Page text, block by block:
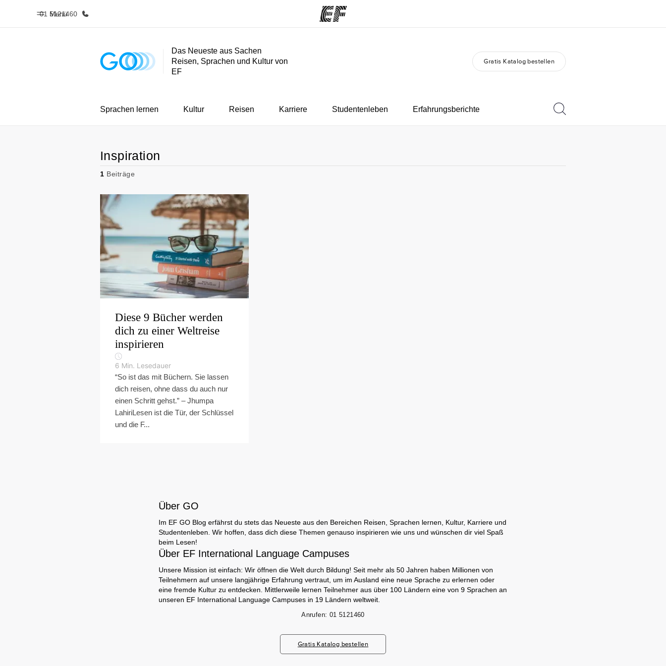
Menü
01 5121460
Home Programme
Alle Programme ansehen
Karriere
Das Neueste aus Sachen
Reisen, Sprachen und Kultur von
EF
Gratis Katalog bestellen
Sprachen lernen Kultur Reisen Karriere Studentenleben Erfahrungsberichte
Inspiration
1 Beiträge
Diese 9 Bücher werden
dich zu einer Weltreise
inspirieren
6 Min. Lesedauer
“So ist das mit Büchern. Sie lassen
dich reisen, ohne dass du auch nur
einen Schritt gehst.” – Jhumpa
LahiriLesen ist die Tür, der Schlüssel
und die F...
Über GO
Im EF GO Blog erfährst du stets das Neueste aus den Bereichen Reisen, Sprachen lernen, Kultur, Karriere und
Studentenleben. Wir hoffen, dass dich diese Themen genauso inspirieren wie uns und wünschen dir viel Spaß
beim Lesen!
Über EF International Language Campuses
Unsere Mission ist einfach: Wir öffnen die Welt durch Bildung! Seit mehr als 50 Jahren haben Millionen von
Teilnehmern auf unsere langjährige Erfahrung vertraut, um im Ausland eine neue Sprache zu erlernen oder
eine fremde Kultur zu entdecken. Mittlerweile lernen Teilnehmer aus über 100 Ländern eine von 9 Sprachen an
unseren EF International Language Campuses in 19 Ländern weltweit.
Anrufen: 01 5121460
Gratis Katalog bestellen